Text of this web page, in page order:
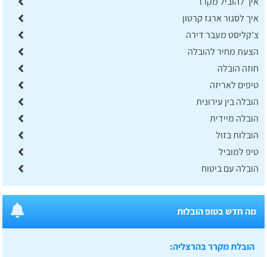
איך לסגור ארגז קרטון
צ'קליסט מעבר דירה
הצעת מחיר להובלה
​חוזה הובלה
טיפים לאריזה
הובלה בין עירונית
הובלה מיידית
הובלות בזול
טיפ למוביל
הובלה עם ביטוח
מה חדש בטופ הובלות
הובלת מקרר בהרצליה: